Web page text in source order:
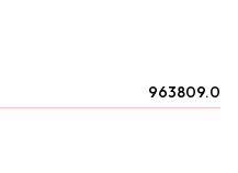
963809.0